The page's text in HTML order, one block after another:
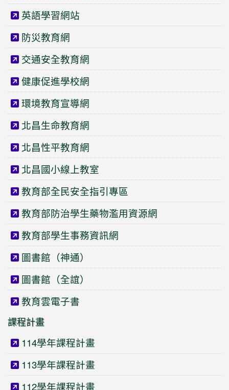
英語學習網站
防災教育網
交通安全教育網
健康促進學校網
環境教育宣導網
北昌生命教育網
北昌性平教育網
北昌國小線上教室
教育部全民安全指引專區
教育部防治學生藥物濫用資源網
教育部學生事務資訊網
圖書館（神通）
圖書館（全誼）
教育雲電子書
課程計畫
114學年課程計畫
113學年課程計畫
112學年課程計畫